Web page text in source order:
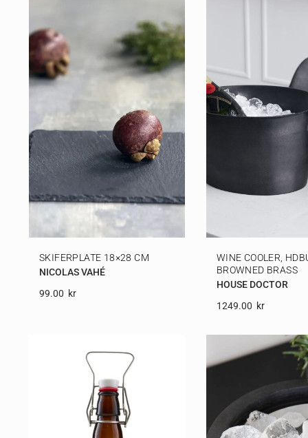
SKIFERPLATE 18×28 CM
NICOLAS VAHÉ
99.00 Kr
WINE COOLER,
BROWNED BRASS
HOUSE DOCTOR
1249.00 Kr